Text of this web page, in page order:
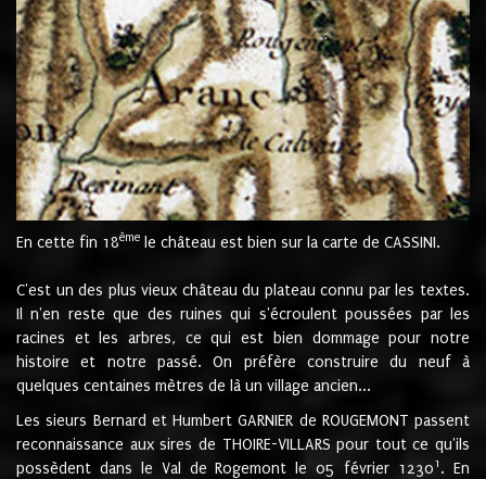
En cette fin 18ème le château est bien sur la carte de CASSINI.
C'est un des plus vieux château du plateau connu par les textes.
Il n'en reste que des ruines qui s'écroulent poussées par les
racines et les arbres, ce qui est bien dommage pour notre
histoire et notre passé. On préfère construire du neuf à
quelques centaines mètres de là un village ancien...
Les sieurs Bernard et Humbert GARNIER de ROUGEMONT passent
reconnaissance aux sires de THOIRE-VILLARS pour tout ce qu'ils
possèdent dans le Val de Rogemont le 05 février 12301 . En